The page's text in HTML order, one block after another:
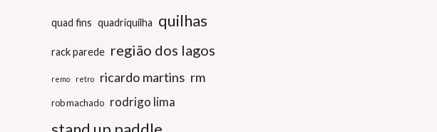
quad fins quadriquilha quilhas
rack parede região dos lagos
remo retro ricardo martins rm
rob machado rodrigo lima